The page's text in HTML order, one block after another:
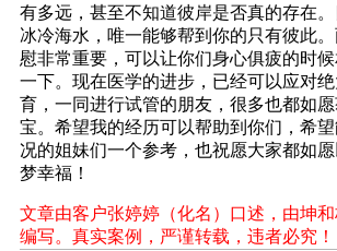
有多远，甚至不知道彼岸是否真的存在
冰冷海水，唯一能够帮到你的只有彼此
慰非常重要，可以让你们身心俱疲的时
一下。现在医学的进步，已经可以应对
育，一同进行试管的朋友，很多也都如
宝。希望我的经历可以帮助到你们，希
况的姐妹们一个参考，也祝愿大家都如
梦幸福！
文章由客户张婷婷（化名）口述，由坤
编写。真实案例，严谨转载，违者必究！